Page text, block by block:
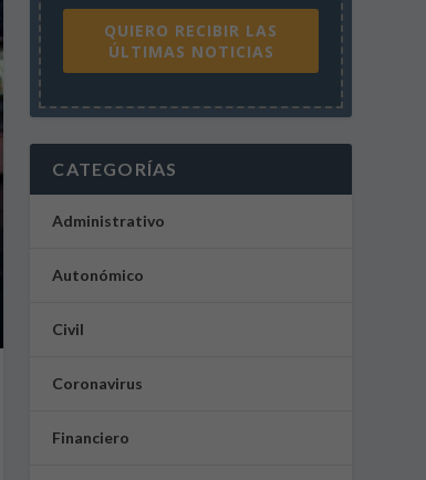
QUIERO RECIBIR LAS
ÚLTIMAS NOTICIAS
CATEGORÍAS
Administrativo
Autonómico
Civil
Coronavirus
Financiero